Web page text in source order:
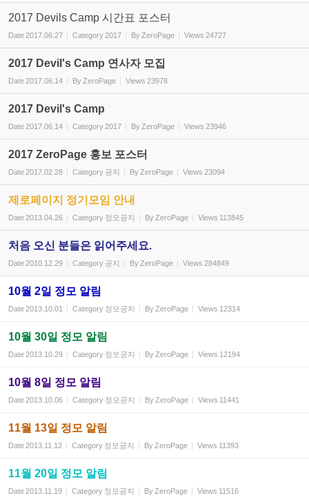
2017 Devils Camp 시간표 포스터
Date2017.06.27 Category2017 By ZeroPage Views 24727
2017 Devil's Camp 연사자 모집
Date2017.06.14 By ZeroPage Views 23978
2017 Devil's Camp
Date2017.06.14 Category2017 By ZeroPage Views 23946
2017 ZeroPage 홍보 포스터
Date2017.02.28 Category 공지 By ZeroPage Views 23094
제로페이지 정기모임 안내
Date2013.04.26 Category 정모공지 By ZeroPage Views 113845
처음 오신 분들은 읽어주세요.
Date2010.12.29 Category 공지 By ZeroPage Views 284849
10월 2일 정모 알림
Date2013.10.01 Category 정모공지 By ZeroPage Views 12314
10월 30일 정모 알림
Date2013.10.29 Category 정모공지 By ZeroPage Views 12194
10월 8일 정모 알림
Date2013.10.06 Category 정모공지 By ZeroPage Views 11441
11월 13일 정모 알림
Date2013.11.12 Category 정모공지 By ZeroPage Views 11393
11월 20일 정모 알림
Date2013.11.19 Category 정모공지 By ZeroPage Views 11516